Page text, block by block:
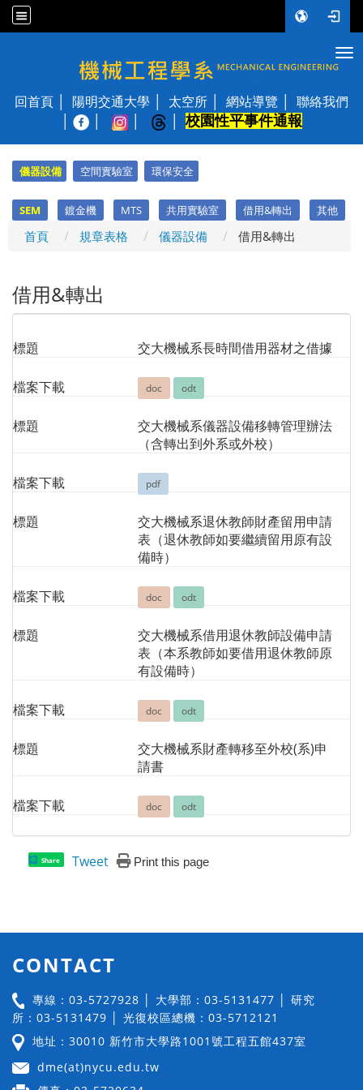
國立陽明交通大學 機械工程學系
回首頁 陽明交通大學 太空所 網站導覽
聯絡我們
校園性平事件通報
儀器設備 空間實驗室 環保安全
SEM 鍍金機 MTS 共用實驗室 借用&轉出 其他
首頁 規章表格 儀器設備 借用&轉出
借用&轉出
標題 交大機械系長時間借用器材之借據
檔案下載 doc odt
標題
交大機械系儀器設備移轉管理辦法
（含轉出到外系或外校）
檔案下載 pdf
標題
交大機械系退休教師財產留用申請
表（退休教師如要繼續留用原有設
備時）
檔案下載 doc odt
標題
交大機械系借用退休教師設備申請
表（本系教師如要借用退休教師原
有設備時）
檔案下載 doc odt
標題
交大機械系財產轉移至外校(系)申
請書
檔案下載 doc odt
Share Tweet Print this page
CONTACT
專線：03-5727928 │ 大學部：03-5131477 │ 研究
所：03-5131479 │ 光復校區總機：03-5712121
地址：30010 新竹市大學路1001號工程五館437室
dme(at)nycu.edu.tw